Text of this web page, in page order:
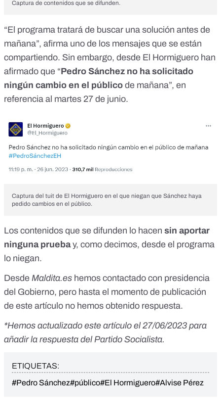
Captura de contenidos que se difunden.
“El programa tratará de buscar una solución antes de
mañana”, afirma uno de los mensajes que se están
compartiendo. Sin embargo, desde El Hormiguero han
afirmado que “Pedro Sánchez no ha solicitado
ningún cambio en el público de mañana”, en
referencia al martes 27 de junio.
Captura del tuit de El Hormiguero en el que niegan que Sánchez haya
pedido cambios en el público.
Los contenidos que se difunden lo hacen sin aportar
ninguna pruebay, como decimos, desde el programa
lo niegan.
Desde Maldita.es hemos contactado con presidencia
del Gobierno, pero hasta el momento de publicación
de este artículo no hemos obtenido respuesta.
*Hemos actualizado este artículo el 27/06/2023 para
añadir la respuesta del Partido Socialista.
ETIQUETAS:
#Pedro Sánchez#público#El Hormiguero#Alvise Pérez